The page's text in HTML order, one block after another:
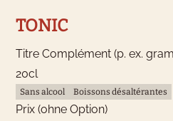
TONIC
Titre Complément (p. ex.
20cl
Sans alcool Boissons désaltérantes
Prix (ohne Option)